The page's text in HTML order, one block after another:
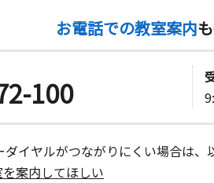
お電話での教室案内
100
イヤルがつながりにくい場合は、
案内してほしい